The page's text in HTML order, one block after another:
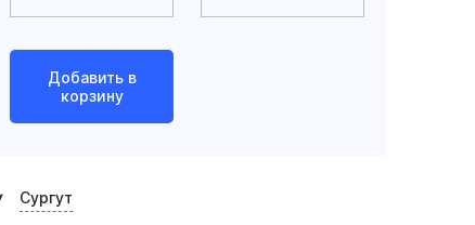
Добавить в
корзину
Сургут